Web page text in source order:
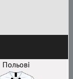
Польові